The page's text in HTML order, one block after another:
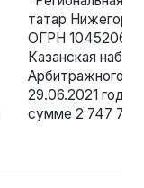
татар
ОГРН
Казанская
Арбитражного
29.06.2021
сумме 2 747 780